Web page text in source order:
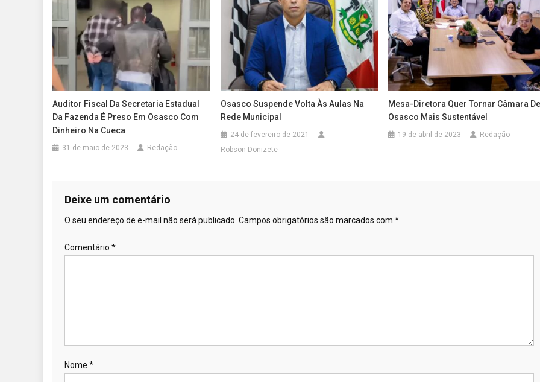
Auditor Fiscal Da Secretaria Estadual
Da Fazenda É Preso Em Osasco Com
Dinheiro Na Cueca
31 de maio de 2023 Redação
Osasco Suspende Volta Às Aulas Na
Rede Municipal
24 de fevereiro de 2021
Robson Donizete
Mesa-Diretora Quer Tornar Câmara
Osasco Mais Sustentável
19 de abril de 2023 Redação
Deixe um comentário
O seu endereço de e-mail não será publicado. Campos obrigatórios são marcados com *
Comentário *
Nome *